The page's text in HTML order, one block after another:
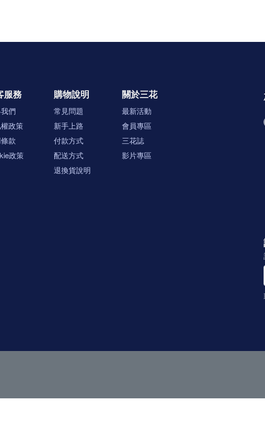
服務
們
政策
款
政策
購物說明
常見問題
新手上路
付款方式
配送方式
退換貨說明
關於三花
最新活動
會員專區
三花誌
影片專區